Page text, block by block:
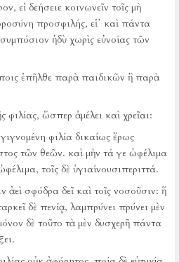
εἰ δεήσειε κοινωνεῖν τοῖς μὴ
προσφιλής, εἱ᾿ καὶ πάντα
ἡδὺ χωρὶς εὐνοίας τῶν
ἐπῆλθε παρὰ παιδικῶν ἢ παρὰ
φιλίας, ὥσπερ ἀμέλει καὶ χρεῖαι:
φιλία δικαίως ἔρως
τῶν θεῶν. καὶ μὴν τά γε ὠφέλιμα
τοῖς δὲ ὑγιαίνουσιπεριττά.
ἀεὶ σφόδρα δεῖ καὶ τοῖς νοσοῦσιν: ἥ
δὲ πενίᾳ, λαμπρύνει πρύνει μὲν
δὲ τοῦτο τὰ μὲν δυσχερῆ πάντα